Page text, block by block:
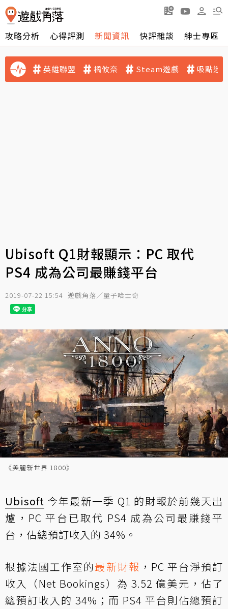
攻略分析 心得評測 新聞資訊 快評雜談 紳士專區
英雄聯盟 橘攸奈 Steam遊戲 吸點迷
Ubisoft Q1財報顯示：PC 取代
PS4 成為公司最賺錢平台
2019-07-22 15:54 遊戲角落／量子哈士奇
《美麗新世界 1800》
Ubisoft 今年最新一季 Q1 的財報於前幾天出
爐，PC 平台已取代 PS4 成為公司最賺錢平
台，佔總預訂收入的 34%。
根據法國工作室的最新財報 ，PC 平台淨預訂
收入（Net Bookings）為 3.52 億美元，佔了
總預訂收入的 34%；而 PS4 平台則佔總預訂